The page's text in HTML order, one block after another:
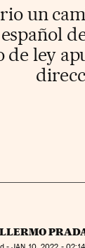
un
de ley